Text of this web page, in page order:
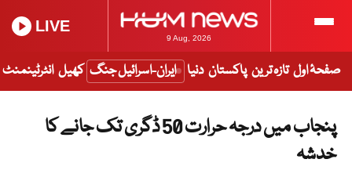
9 Aug, 2026
LIVE
صفحۂ اول تازہ ترین پاکستان دنیا ایران-اسرائیل جنگ کھیل انٹرٹینمنٹ
پنجاب میں درجہ حرارت 50 ڈگری تک جانے کا
خدشہ